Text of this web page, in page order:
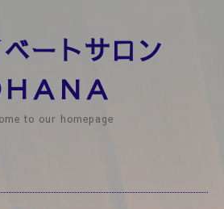
ートサロン
ＡＮＡ
to our homepage